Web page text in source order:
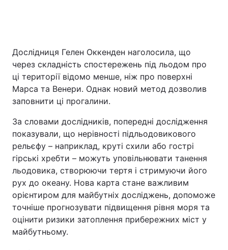
Дослідниця Гелен Оккенден наголосила, що
через складність спостережень під льодом про
ці території відомо менше, ніж про поверхні
Марса та Венери. Однак новий метод дозволив
заповнити ці прогалини.
За словами дослідників, попередні дослідження
показували, що нерівності підльодовикового
рельєфу – наприклад, круті схили або гострі
гірські хребти – можуть уповільнювати танення
льодовика, створюючи тертя і стримуючи його
рух до океану. Нова карта стане важливим
орієнтиром для майбутніх досліджень, допоможе
точніше прогнозувати підвищення рівня моря та
оцінити ризики затоплення прибережних міст у
майбутньому.